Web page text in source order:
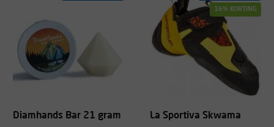
Diamhands Bar 21 gram
16% KORTING
La Sportiva Skwama